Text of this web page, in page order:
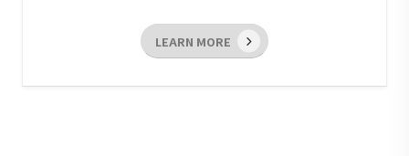
LEARN MORE